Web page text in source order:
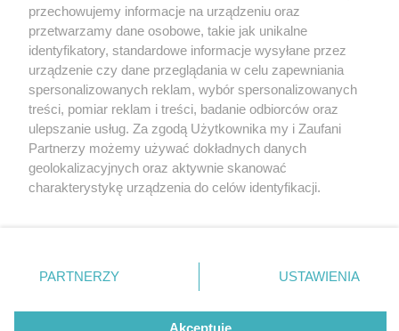
5 / 0
Nie zapomnij
zapoznać się z:
polityką prywatności regulamin korzystania z portali
Twojemiasto
Piekary Śląskie
Chorzów
Tarnowskie Góry
Gliwice
Skontakuj sięz nami
Kontakt
Wydawca
Redakcja
przechowujemy informacje na urządzeniu oraz
przetwarzamy dane osobowe, takie jak unikalne
identyfikatory, standardowe informacje wysyłane przez
urządzenie czy dane przeglądania w celu zapewniania
spersonalizowanych reklam, wybór spersonalizowanych
treści, pomiar reklam i treści, badanie odbiorców oraz
ulepszanie usług. Za zgodą Użytkownika my i Zaufani
Partnerzy możemy używać dokładnych danych
geolokalizacyjnych oraz aktywnie skanować
charakterystykę urządzenia do celów identyfikacji.
zmienić/wycofać klikając przycisk ustawień prywatności
znajdujący się w lewym dolnym rogu strony
rodzaje przetwarzania danych nie wymagają zgody
użytkownika, ale masz prawo sprzeciwić się takiemu
PARTNERZY USTAWIENIA
Akceptuję